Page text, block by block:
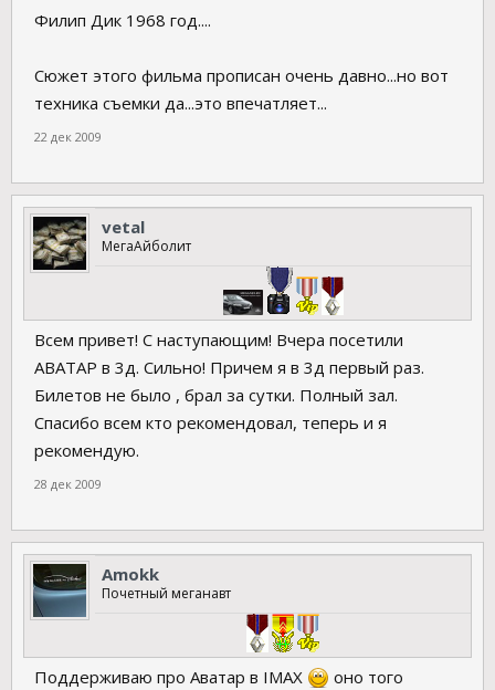
Филип Дик 1968 год....
Сюжет этого фильма прописан очень давно...но вот
техника съемки да...это впечатляет...
22 дек 2009
vetal
МегаAйболит
Всем привет! С наступающим! Вчера посетили
АВАТАР в 3д. Сильно! Причем я в 3д первый раз.
Билетов не было , брал за сутки. Полный зал.
Спасибо всем кто рекомендовал, теперь и я
рекомендую.
28 дек 2009
Amokk
Почетный меганавт
Поддерживаю про Аватар в IMAX оно того